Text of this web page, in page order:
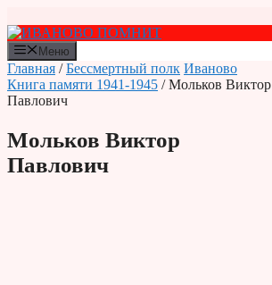
к
содержимому
Меню
Главная /Бессмертный полк Иваново
Книга памяти 1941-1945 / Мольков Виктор
Павлович
Мольков Виктор
Павлович